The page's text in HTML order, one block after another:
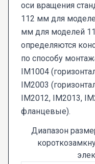
оси вращения
112 мм для
мм для моделей
определяются
по способу
IM1004
IM2003
IM2012, IM2013,
фланцевые).
Диапазон